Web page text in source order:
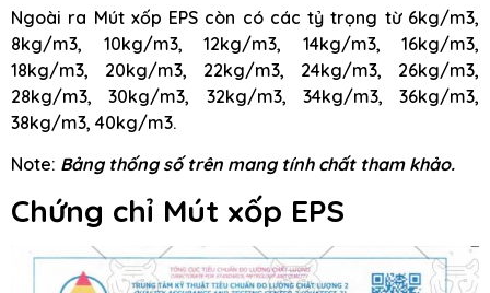
Ngoài ra Mút xốp EPS còn có các tỷ trọng từ 6kg/m3,
8kg/m3, 10kg/m3, 12kg/m3, 14kg/m3, 16kg/m3,
18kg/m3, 20kg/m3, 22kg/m3, 24kg/m3, 26kg/m3,
28kg/m3, 30kg/m3, 32kg/m3, 34kg/m3, 36kg/m3,
38kg/m3, 40kg/m3.
Note: Bảng thống số trên mang tính chất tham khảo.
Chứng chỉ Mút xốp EPS